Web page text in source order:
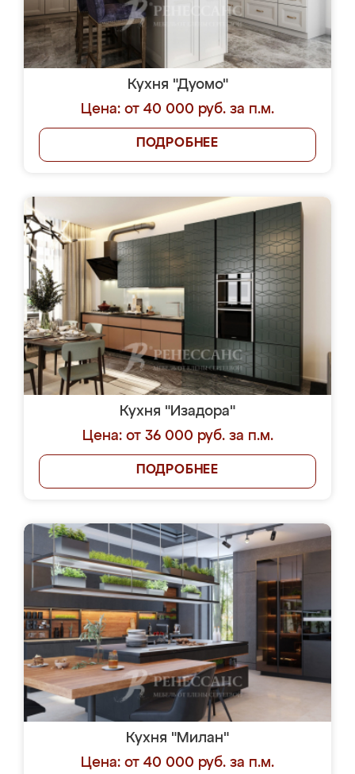
Кухня "Дуомо"
Цена: от 40 000 руб. за п.м.
ПОДРОБНЕЕ
Кухня "Изадора"
Цена: от 36 000 руб. за п.м.
ПОДРОБНЕЕ
Кухня "Милан"
Цена: от 40 000 руб. за п.м.